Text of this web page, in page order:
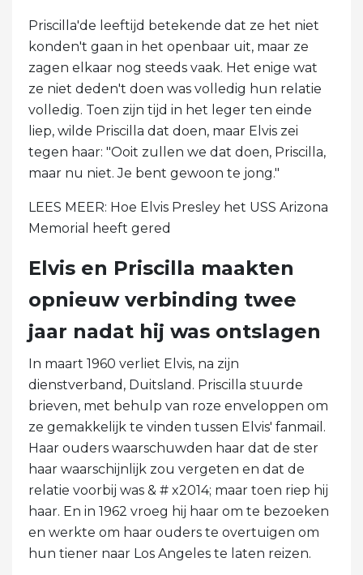
Priscilla'de leeftijd betekende dat ze het niet
konden't gaan in het openbaar uit, maar ze
zagen elkaar nog steeds vaak. Het enige wat
ze niet deden't doen was volledig hun relatie
volledig. Toen zijn tijd in het leger ten einde
liep, wilde Priscilla dat doen, maar Elvis zei
tegen haar: "Ooit zullen we dat doen, Priscilla,
maar nu niet. Je bent gewoon te jong."
LEES MEER: Hoe Elvis Presley het USS Arizona
Memorial heeft gered
Elvis en Priscilla maakten
opnieuw verbinding twee
jaar nadat hij was ontslagen
In maart 1960 verliet Elvis, na zijn
dienstverband, Duitsland. Priscilla stuurde
brieven, met behulp van roze enveloppen om
ze gemakkelijk te vinden tussen Elvis' fanmail.
Haar ouders waarschuwden haar dat de ster
haar waarschijnlijk zou vergeten en dat de
relatie voorbij was & # x2014; maar toen riep hij
haar. En in 1962 vroeg hij haar om te bezoeken
en werkte om haar ouders te overtuigen om
hun tiener naar Los Angeles te laten reizen.